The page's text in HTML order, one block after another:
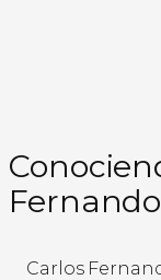
Carlos